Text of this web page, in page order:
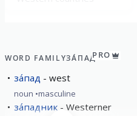
WORD FAMILYЗА́ПАДPRO
за́пад west
noun masculine
за́падник Westerner